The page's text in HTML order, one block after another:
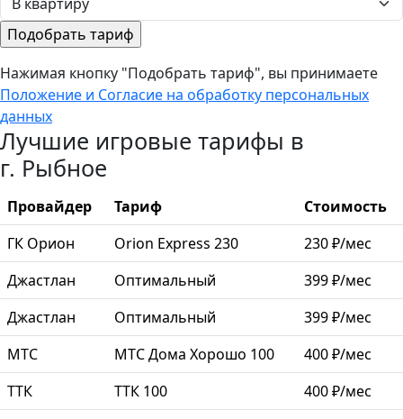
Нажимая кнопку "Подобрать тариф", вы принимаете
Положение и Согласие на обработку персональных
данных
Лучшие игровые тарифы в
г. Рыбное
Провайдер Тариф
Стоимость
ГК Орион
Orion Express 230
230 ₽/мес
Джастлан
Оптимальный
399 ₽/мес
Джастлан
Оптимальный
399 ₽/мес
МТС
МТС Дома Хорошо 100
400 ₽/мес
ТТК
ТТК 100
400 ₽/мес